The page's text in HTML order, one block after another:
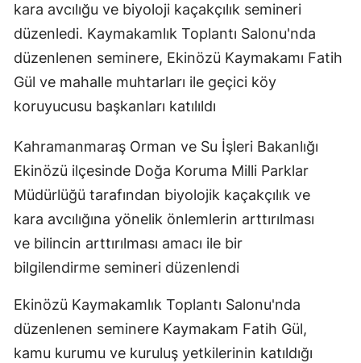
kara avcılığu ve biyoloji kaçakçılık semineri
düzenledi. Kaymakamlık Toplantı Salonu'nda
düzenlenen seminere, Ekinözü Kaymakamı Fatih
Gül ve mahalle muhtarları ile geçici köy
koruyucusu başkanları katılıldı
Kahramanmaraş Orman ve Su İşleri Bakanlığı
Ekinözü ilçesinde Doğa Koruma Milli Parklar
Müdürlüğü tarafından biyolojik kaçakçılık ve
kara avcılığına yönelik önlemlerin arttırılması
ve bilincin arttırılması amacı ile bir
bilgilendirme semineri düzenlendi
Ekinözü Kaymakamlık Toplantı Salonu'nda
düzenlenen seminere Kaymakam Fatih Gül,
kamu kurumu ve kuruluş yetkilerinin katıldığı